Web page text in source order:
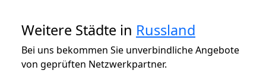
Weitere Städte in Russland
Bei uns bekommen Sie unverbindliche Angebote
von geprüften Netzwerkpartner.